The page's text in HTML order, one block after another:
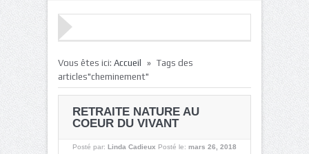
Vous êtes ici: Accueil » Tags des
articles"cheminement"
RETRAITE NATURE AU
COEUR DU VIVANT
Posté par: Linda Cadieux Posté le: mars 26, 2018